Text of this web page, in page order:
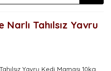
Tahılsız Yavru